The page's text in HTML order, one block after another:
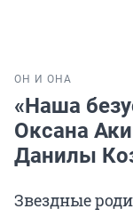
ОН И ОНА
«Наша
Оксана
Данилы
Звездные